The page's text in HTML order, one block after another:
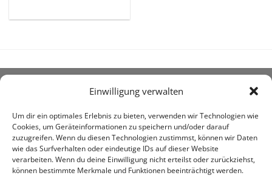
Einwilligung verwalten
Um dir ein optimales Erlebnis zu bieten, verwenden wir Technologien wie
Cookies, um Geräteinformationen zu speichern und/oder darauf
zuzugreifen. Wenn du diesen Technologien zustimmst, können wir Daten
wie das Surfverhalten oder eindeutige IDs auf dieser Website
verarbeiten. Wenn du deine Einwilligung nicht erteilst oder zurückziehst,
können bestimmte Merkmale und Funktionen beeinträchtigt werden.